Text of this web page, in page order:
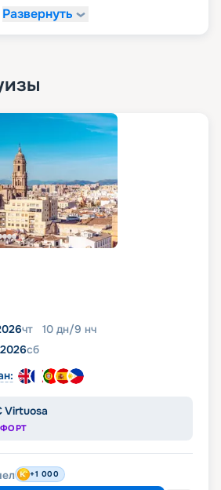
Развернуть
чт 10 дн/9 нч
сб
Virtuosa
+1 000